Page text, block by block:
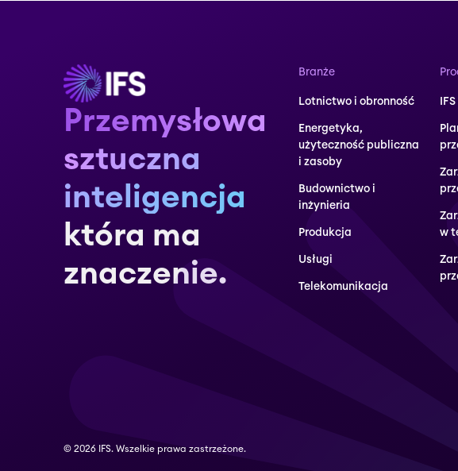
Przemysłowa
sztuczna
inteligencja
która ma
znaczenie.
Branże
Lotnictwo i obronność
Energetyka,
użyteczność publiczna
i zasoby
Budownictwo i
inżynieria
Produkcja
Usługi
Telekomunikacja
w
© 2026 IFS. Wszelkie prawa zastrzeżone.